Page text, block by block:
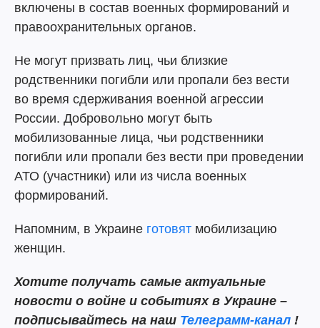
включены в состав военных формирований и
правоохранительных органов.
Не могут призвать лиц, чьи близкие
родственники погибли или пропали без вести
во время сдерживания военной агрессии
России. Добровольно могут быть
мобилизованные лица, чьи родственники
погибли или пропали без вести при проведении
АТО (участники) или из числа военных
формирований.
Напомним, в Украине готовят мобилизацию
женщин.
Хотите получать самые актуальные
новости о войне и событиях в Украине –
подписывайтесь на наш Телеграмм-канал !